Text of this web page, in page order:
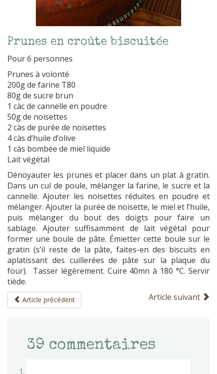
Prunes en croûte biscuitée
Pour 6 personnes
Prunes à volonté
200g de farine T80
80g de sucre brun
1 càc de cannelle en poudre
50g de noisettes
2 càs de purée de noisettes
4 càs d’huile d’olive
1 càs bombée de miel liquide
Lait végétal
Dénoyauter les prunes et placer dans un plat à gratin.
Dans un cul de poule, mélanger la farine, le sucre et la
cannelle. Ajouter les noisettes réduites en poudre et
mélanger. Ajouter la purée de noisette, le miel et l’huile,
puis mélanger du bout des doigts pour faire un
sablage. Ajouter suffisamment de lait végétal pour
former une boule de pâte. Émietter cette boule sur le
gratin (s’il reste de la pâte, faites-en des biscuits en
aplatissant des cuillerées de pâte sur la plaque du
four). Tasser légèrement. Cuire 40mn à 180 °C. Servir
tiède.
Article précédent Article suivant
39 commentaires